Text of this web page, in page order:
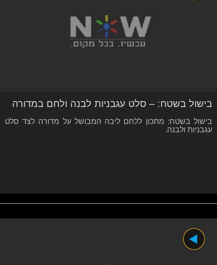
בישול בשטח: – סלט עגבניות לבנה ולחם במדורה
בישול בשטח: מתכון ללחם ליבה המבושל על מדורה לצד סלט
עגבניות ולבנה.